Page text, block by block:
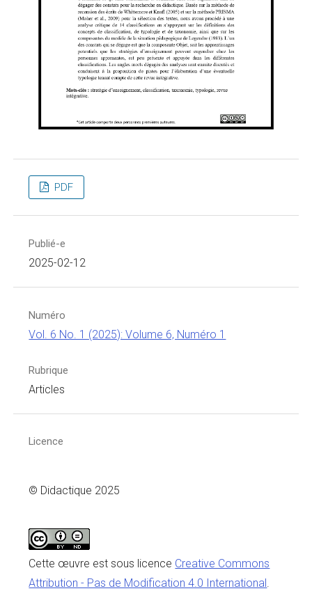
PDF
Publié-e
2025-02-12
Numéro
Vol. 6 No. 1 (2025): Volume 6, Numéro 1
Rubrique
Articles
Licence
© Didactique 2025
Cette œuvre est sous licence Creative Commons
Attribution - Pas de Modification 4.0 International .